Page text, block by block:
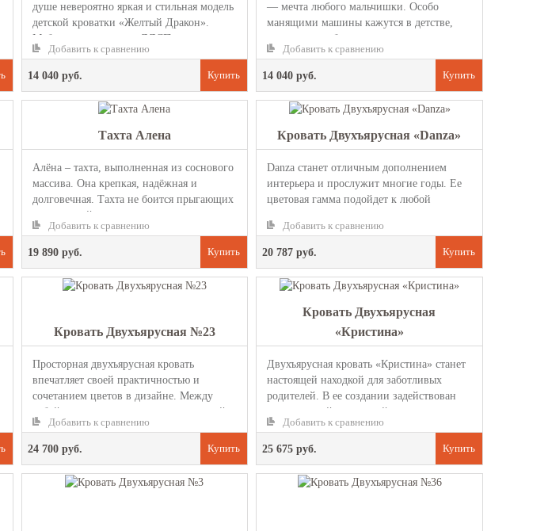
душе невероятно яркая и стильная модель
детской кроватки «Желтый Дракон».
Мебель выполнена из ЛДСП, а пр...
Добавить к сравнению
14 040 руб.
— мечта любого мальчишки. Особо
манящими машины кажутся в детстве,
когда до приобретения заветного...
Добавить к сравнению
14 040 руб.
Тахта Алена
Алёна – тахта, выполненная из соснового
массива. Она крепкая, надёжная и
долговечная. Тахта не боится прыгающих
сверху детей, ведь она...
Добавить к сравнению
19 890 руб.
Кровать Двухъярусная «Danza»
Danza станет отличным дополнением
интерьера и прослужит многие годы. Ее
цветовая гамма подойдет к любой
Добавить к сравнению
20 787 руб.
Кровать Двухъярусная №23
Просторная двухъярусная кровать
впечатляет своей практичностью и
сочетанием цветов в дизайне. Между
собой ярусы соединены ярко-оранжевой
...
Добавить к сравнению
24 700 руб.
Кровать Двухъярусная
«Кристина»
Двухъярусная кровать «Кристина» станет
настоящей находкой для заботливых
родителей. В ее создании задействован
качественный и прочный мат...
Добавить к сравнению
25 675 руб.